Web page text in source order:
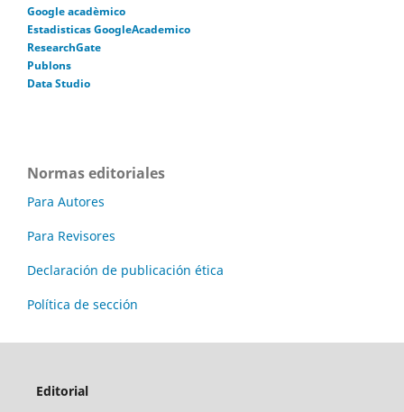
Google acadèmico
Estadisticas GoogleAcademico
ResearchGate
Publons
Data Studio
Normas editoriales
Para Autores
Para Revisores
Declaración de publicación ética
Política de sección
Editorial